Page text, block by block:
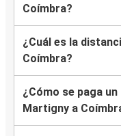
Coímbra?
¿Cuál es la
Coímbra?
¿Cómo se paga
Martigny a